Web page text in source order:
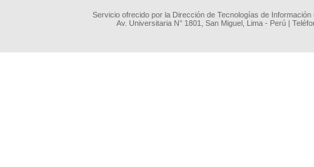
Servicio ofrecido por la Dirección de Tecnologías de
Av. Universitaria N° 1801, San Miguel, Lima - Perú |